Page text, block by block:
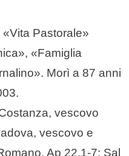
Pastorale»
«Famiglia
Morì a 87 anni
vescovo
vescovo e
Ap 22,1-7; Sal